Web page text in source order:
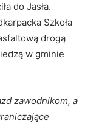
do Jasła.
Szkoła
drogą
w gminie
zawodnikom, a